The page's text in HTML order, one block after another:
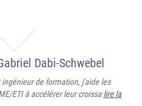
Dabi-Schwebel
ingénieur de formation, j'aide les
ETI à accélérer leur croissa lire la